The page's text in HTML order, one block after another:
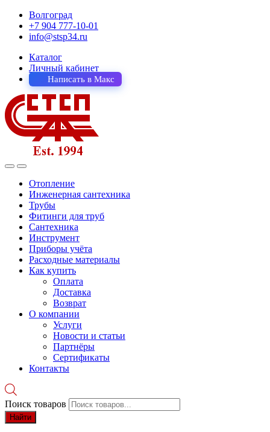
Волгоград
+7 904 777-10-01
info@stsp34.ru
Каталог
Личный кабинет
Написать в Макс
Отопление
Инженерная сантехника
Трубы
Фитинги для труб
Сантехника
Инструмент
Приборы учёта
Расходные материалы
Как купить
Оплата
Доставка
Возврат
О компании
Услуги
Новости и статьи
Партнёры
Сертификаты
Контакты
Поиск товаров
Найти